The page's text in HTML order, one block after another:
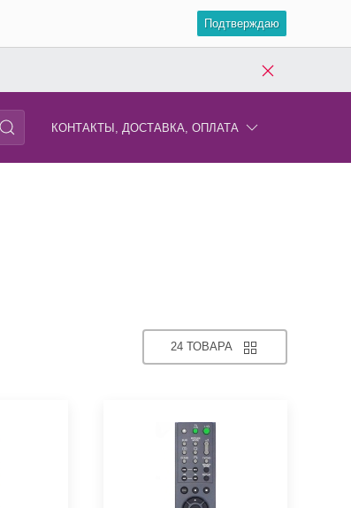
Подтверждаю
КОНТАКТЫ, ДОСТАВКА, ОПЛАТА
24 ТОВАРА